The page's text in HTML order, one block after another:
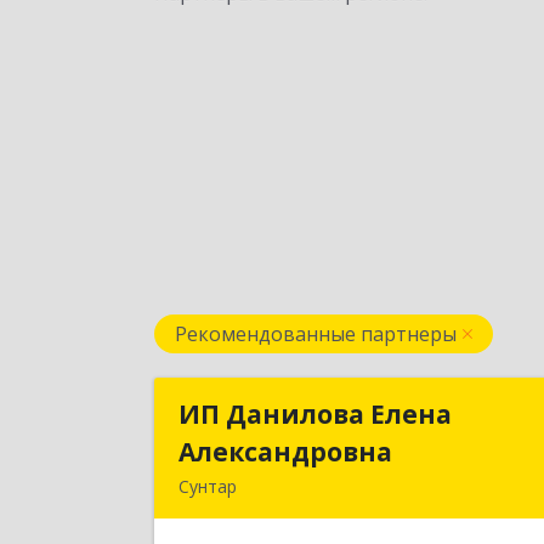
Рекомендованные партнеры
ИП Данилова Елена
Александровна
Сунтар
ИП Данилова Елена
Александровна